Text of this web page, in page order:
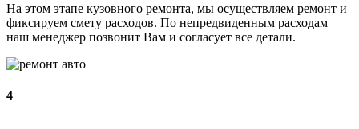
На этом этапе кузовного ремонта, мы осуществляем ремонт и
фиксируем смету расходов. По непредвиденным расходам
наш менеджер позвонит Вам и согласует все детали.
4